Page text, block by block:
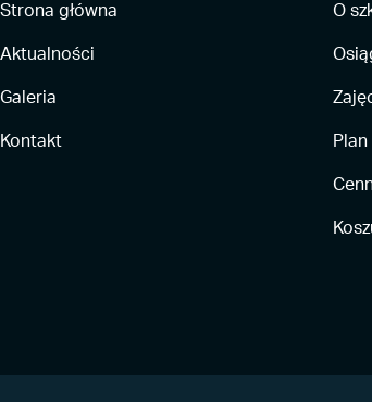
Strona główna
Aktualności
Galeria
Kontakt
O
Plan